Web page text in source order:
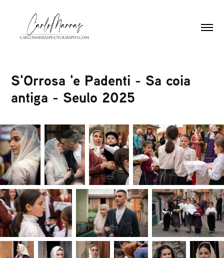
S'Orrosa 'e Padenti - Sa coia
antiga - Seulo 2025